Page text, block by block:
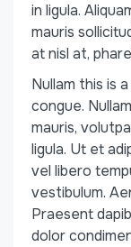
in ligula.
mauris
at nisl at,
Nullam this is
congue.
mauris,
ligula. Ut et
vel libero
vestibulum.
Praesent
dolor